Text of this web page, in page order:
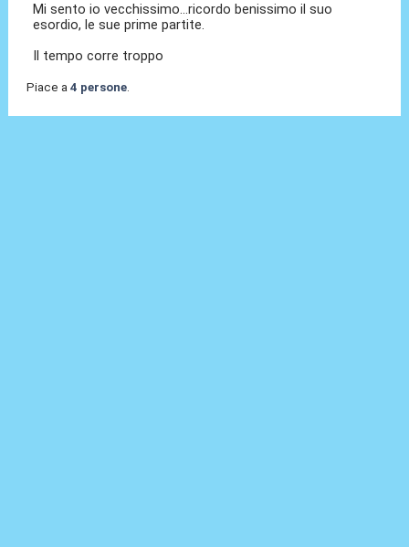
Mi sento io vecchissimo...ricordo benissimo il suo
esordio, le sue prime partite.
Il tempo corre troppo
Piace a 4 persone.